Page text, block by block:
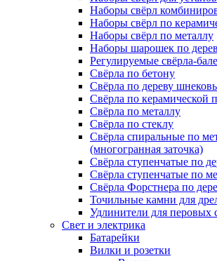
Наборы свёрл
Наборы свёрл по
Наборы свёрл по металлу
Наборы шарошек по
Регулируемые свёрла-
Свёрла по бетону
Свёрла по дереву
Свёрла по керамической
Свёрла по металлу
Свёрла по стеклу
Свёрла спиральные по
(многогранная заточка)
Свёрла ступенчатые по
Свёрла ступенчатые по
Свёрла Форстнера по
Точильные камни для
Удлинители для перовых
Свет и электрика
Батарейки
Вилки и розетки